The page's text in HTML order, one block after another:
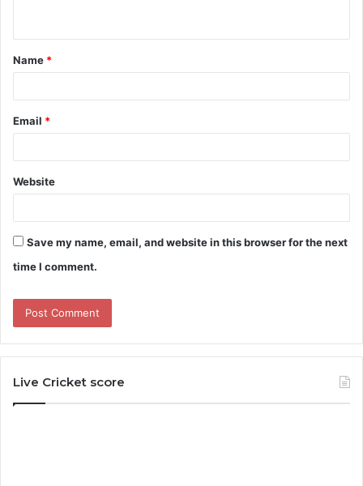
t
*
Name *
Email *
Website
Save my name, email, and website in this browser for the next
time I comment.
Live Cricket score